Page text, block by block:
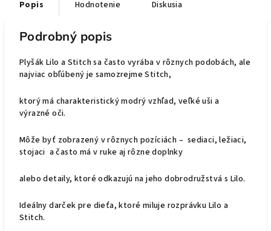
Popis Hodnotenie Diskusia
Podrobný popis
Plyšák Lilo a Stitch sa často vyrába v rôznych podobách, ale
najviac obľúbený je samozrejme Stitch,
ktorý má charakteristický modrý vzhľad, veľké uši a
výrazné oči.
Môže byť zobrazený v rôznych pozíciách – sediaci, ležiaci,
stojaci a často má v ruke aj rôzne doplnky
alebo detaily, ktoré odkazujú na jeho dobrodružstvá s Lilo.
Ideálny darček pre dieťa, ktoré miluje rozprávku Lilo a
Stitch.